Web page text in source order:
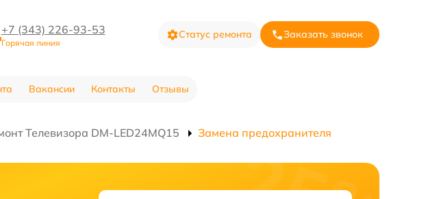
+7 (343) 226-93-53
Горячая линия
Статус ремонта Заказать звонок
Вакансии Контакты Отзывы
Телевизора DM-LED24MQ15 Замена предохранителя